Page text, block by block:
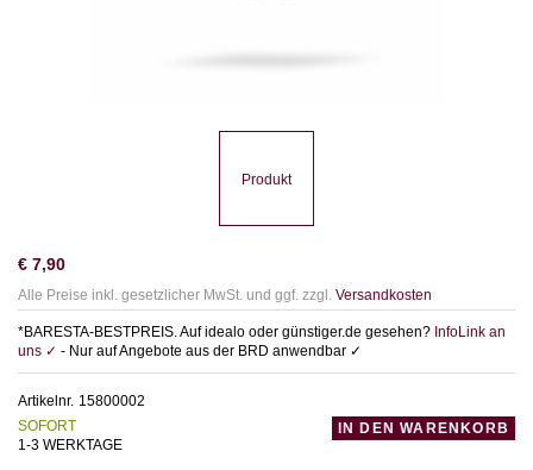
Produkt
€ 7,90
Alle Preise inkl. gesetzlicher MwSt. und ggf. zzgl. Versandkosten
*BARESTA-BESTPREIS. Auf idealo oder günstiger.de gesehen? InfoLink an
uns ✓ - Nur auf Angebote aus der BRD anwendbar ✓
Artikelnr. 15800002
SOFORT
1-3 WERKTAGE
IN DEN WARENKORB